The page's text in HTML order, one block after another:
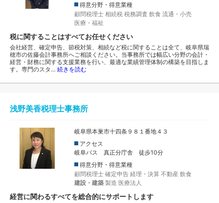
得意分野・得意業種
顧問税理士 相続税 税務調査 飲食 流通・小売
医療・福祉
税に関することはすべてお任せください
会社経営、確定申告、節税対策、相続など税に関することは全て、岐阜県瑞
穂市の佐藤会計事務所へご相談ください。当事務所では幅広い分野の会計・
経営・財務に関する支援業務を行い、最適な業績管理体制の構築を目指しま
す。専門のスタ… 続きを読む
浅野美香税理士事務所
岐阜県本巣市十四条９８１番地４３
アクセス
岐阜バス 真正分庁舎 徒歩10分
得意分野・得意業種
顧問税理士 確定申告 経理・決算 不動産 飲食
建設・建築 製造 医療法人
経営に関わるすべてを総合的にサポートします